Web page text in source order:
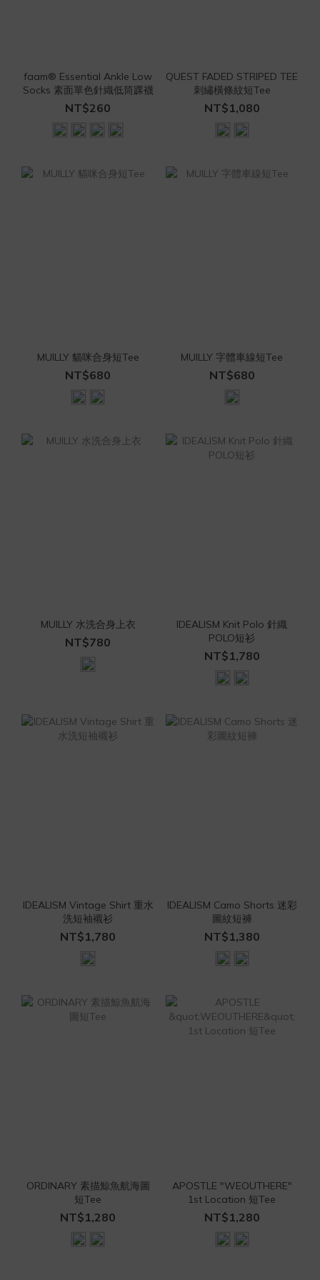
faam® Essential Ankle Low
Socks 素面單色針織低筒踝襪
NT$260
QUEST FADED STRIPED TEE
刺繡橫條紋短Tee
NT$1,080
MUILLY 貓咪合身短Tee
NT$680
MUILLY 字體車線短Tee
NT$680
MUILLY 水洗合身上衣
NT$780
IDEALISM Knit Polo 針織
POLO短衫
NT$1,780
IDEALISM Vintage Shirt 重水
洗短袖襯衫
NT$1,780
IDEALISM Camo Shorts 迷彩
圖紋短褲
NT$1,380
ORDINARY 素描鯨魚航海圖
短Tee
NT$1,280
APOSTLE "WEOUTHERE"
1st Location 短Tee
NT$1,280